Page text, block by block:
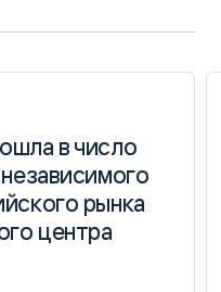
в число
рынка
центра
в число
рынка
центра